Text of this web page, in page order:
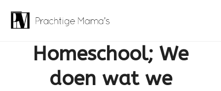
contentOpen
menu
Close
menuHomeschool; We
doen wat we